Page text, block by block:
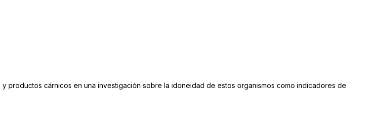
productos cárnicos en una investigación sobre la idoneidad de estos organismos como indicadores de